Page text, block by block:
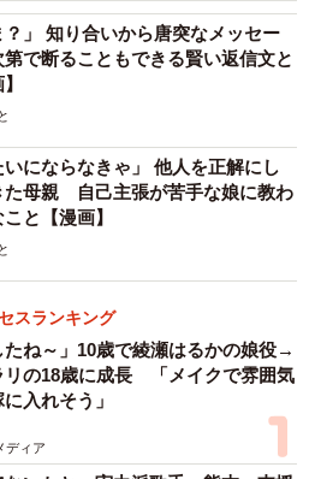
？」 知り合いから唐突なメッセー
で断ることもできる賢い返信文と
いにならなきゃ」 他人を正解にし
た母親 自己主張が苦手な娘に教わ
と【漫画】
スランキング
たね～」10歳で綾瀬はるかの娘役→
リの18歳に成長 「メイクで雰囲気
入れそう」
ディア